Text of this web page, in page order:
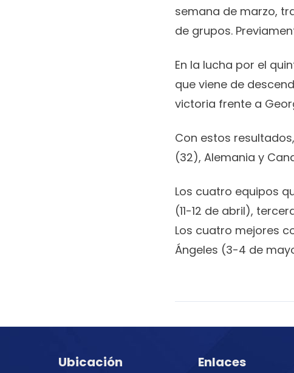
semana de marzo,
de grupos.
En la lucha por el
que viene de
victoria frente a
Con estos
(32), Alemania y
Los cuatro equipos
(11-12 de abril),
Los cuatro mejores
Ángeles (3-4 de
Ubicación Enlaces